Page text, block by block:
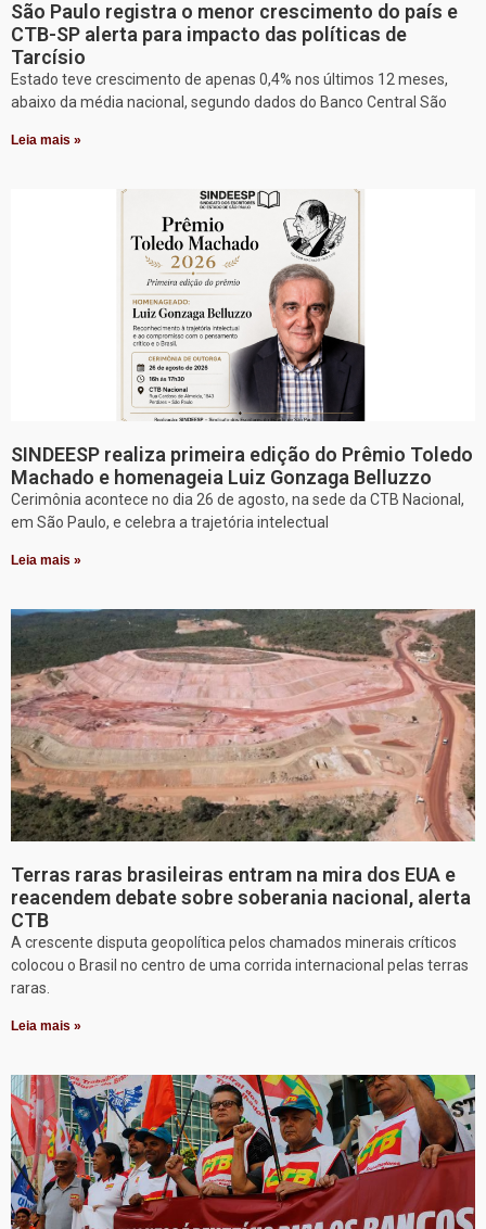
São Paulo registra o menor crescimento do país e
CTB-SP alerta para impacto das políticas de
Tarcísio
Estado teve crescimento de apenas 0,4% nos últimos 12 meses,
abaixo da média nacional, segundo dados do Banco Central São
Leia mais »
SINDEESP realiza primeira edição do Prêmio Toledo
Machado e homenageia Luiz Gonzaga Belluzzo
Cerimônia acontece no dia 26 de agosto, na sede da CTB Nacional,
em São Paulo, e celebra a trajetória intelectual
Leia mais »
Terras raras brasileiras entram na mira dos EUA e
reacendem debate sobre soberania nacional, alerta
CTB
A crescente disputa geopolítica pelos chamados minerais críticos
colocou o Brasil no centro de uma corrida internacional pelas terras
raras.
Leia mais »